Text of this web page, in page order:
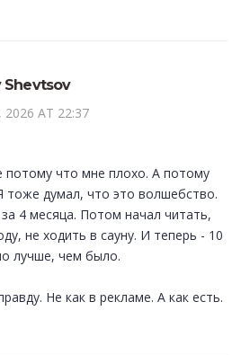
Shevtsov
2026 AT 22:37
потому что мне плохо. А потому
тоже думал, что это волшебство.
4 месяца. Потом начал читать,
не ходить в сауну. И теперь - 10
лучше, чем было.
Не как в рекламе. А как есть.